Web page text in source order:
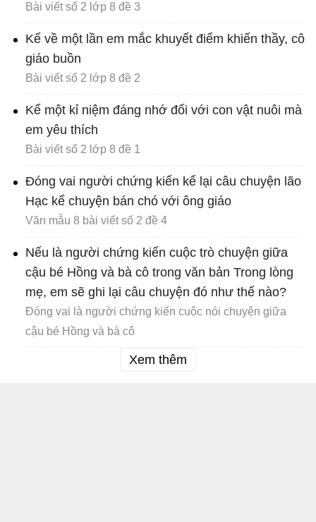
Bài viết số 2 lớp 8 đề 3
Kể về một lần em mắc khuyết điểm khiến thầy, cô
giáo buồn
Bài viết số 2 lớp 8 đề 2
Kể một kỉ niệm đáng nhớ đối với con vật nuôi mà
em yêu thích
Bài viết số 2 lớp 8 đề 1
Đóng vai người chứng kiến kể lại câu chuyện lão
Hạc kể chuyện bán chó với ông giáo
Văn mẫu 8 bài viết số 2 đề 4
Nếu là người chứng kiến cuộc trò chuyện giữa
cậu bé Hồng và bà cô trong văn bản Trong lòng
mẹ, em sẽ ghi lại câu chuyện đó như thế nào?
Đóng vai là người chứng kiến cuộc nói chuyện giữa
cậu bé Hồng và bà cô
Xem thêm